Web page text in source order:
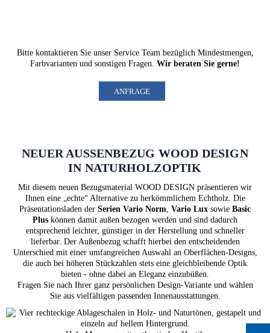
Bitte kontaktieren Sie unser Service Teambezüglich Mindestmengen,
Farbvarianten und sonstigen Fragen. Wir beraten Sie gerne!
ANFRAGE
NEUER AUSSENBEZUG WOOD DESIGN I
N NATURHOLZOPTIK
Mit diesem neuen Bezugsmaterial WOOD DESIGN präsentieren wir
Ihnen eine „echte“ Alternative zu herkömmlichem Echtholz. Die
Präsentationsladen der Serien Vario Norm, Vario Lux sowie Basic
Plus können damit außen bezogen werden und sind dadurch
entsprechend leichter, günstiger in der Herstellung und schneller
lieferbar. Der Außenbezug schafft hierbei den entscheidenden
Unterschied mit einer umfangreichen Auswahl an Oberflächen-Designs,
die auch bei höheren Stückzahlen stets eine gleichbleibende Optik
bieten - ohne dabei an Eleganz einzubüßen.
Fragen Sie nach Ihrer ganz persönlichen Design-Variante und wählen
Sie aus vielfältigen passenden Innenausstattungen.